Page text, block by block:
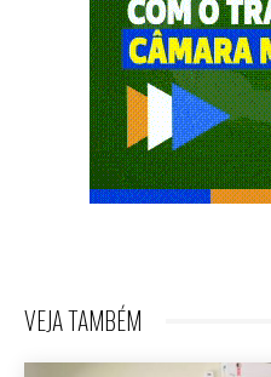
VEJA TAMBÉM